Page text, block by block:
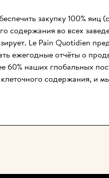
закупку 100% яиц
содержания во всех
Le Pain Quotidien
ежегодные отчёты о
60% наших глобальных
содержания, и